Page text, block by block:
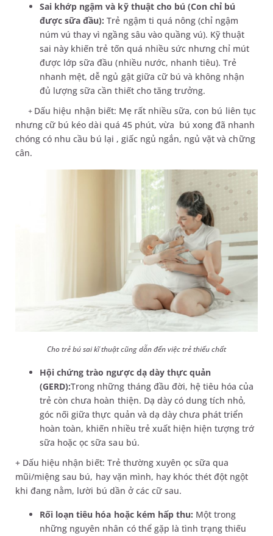
Sai khớp ngậm và kỹ thuật cho bú (Con chỉ bú
được sữa đầu): Trẻ ngậm ti quá nông (chỉ ngậm
núm vú thay vì ngầng sâu vào quầng vú). Kỹ thuật
sai này khiến trẻ tốn quá nhiều sức nhưng chỉ mút
được lớp sữa đầu (nhiều nước, nhanh tiêu). Trẻ
nhanh mệt, dễ ngủ gật giữa cữ bú và không nhận
đủ lượng sữa cần thiết cho tăng trưởng.
+ Dấu hiệu nhận biết: Mẹ rất nhiều sữa, con bú liên tục
nhưng cữ bú kéo dài quá 45 phút, vừa bú xong đã nhanh
chóng có nhu cầu bú lại , giấc ngủ ngắn, ngủ vặt và chững
cân.
Cho trẻ bú sai kĩ thuật cũng dẫn đến việc trẻ thiếu chất
Hội chứng trào ngược dạ dày thực quản
(GERD):Trong những tháng đầu đời, hệ tiêu hóa của
trẻ còn chưa hoàn thiện. Dạ dày có dung tích nhỏ,
góc nối giữa thực quản và dạ dày chưa phát triển
hoàn toàn, khiến nhiều trẻ xuất hiện hiện tượng trớ
sữa hoặc ọc sữa sau bú.
+ Dấu hiệu nhận biết: Trẻ thường xuyên ọc sữa qua
mũi/miệng sau bú, hay vặn mình, hay khóc thét đột ngột
khi đang nằm, lười bú dần ở các cữ sau.
Rối loạn tiêu hóa hoặc kém hấp thu: Một trong
những nguyên nhân có thể gặp là tình trạng thiếu